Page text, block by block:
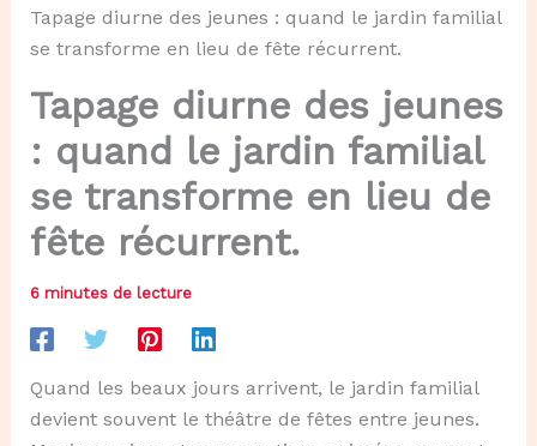
Tapage diurne des jeunes : quand le jardin familial
se transforme en lieu de fête récurrent.
Tapage diurne des jeunes
: quand le jardin familial
se transforme en lieu de
fête récurrent.
6 minutes de lecture
Quand les beaux jours arrivent, le jardin familial
devient souvent le théâtre de fêtes entre jeunes.